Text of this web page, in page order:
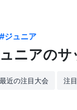
#ジュニア
ニアのサ
最近の注目大会 注